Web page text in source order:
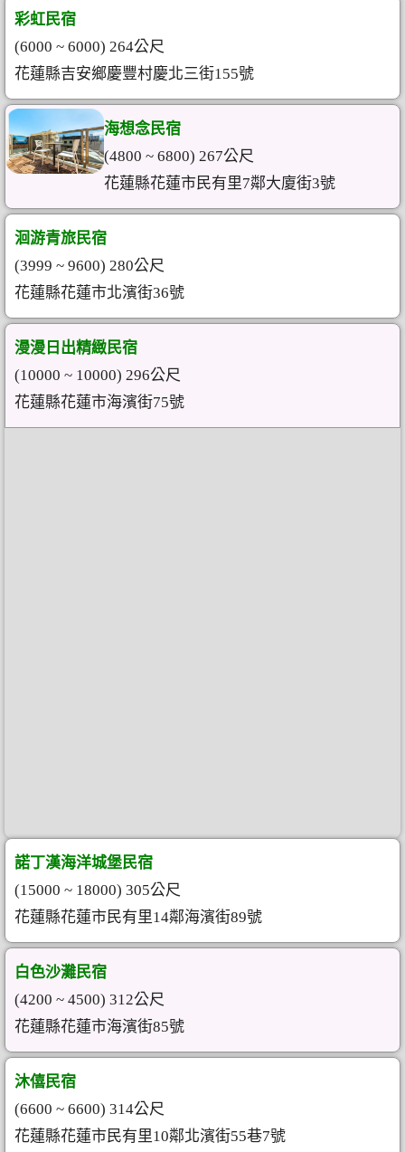
彩虹民宿
(6000 ~ 6000) 264公尺
花蓮縣吉安鄉慶豐村慶北三街155號
海想念民宿
(4800 ~ 6800) 267公尺
花蓮縣花蓮市民有里7鄰大廈街3號
洄游青旅民宿
(3999 ~ 9600) 280公尺
花蓮縣花蓮市北濱街36號
漫漫日出精緻民宿
(10000 ~ 10000) 296公尺
花蓮縣花蓮市海濱街75號
諾丁漢海洋城堡民宿
(15000 ~ 18000) 305公尺
花蓮縣花蓮市民有里14鄰海濱街89號
白色沙灘民宿
(4200 ~ 4500) 312公尺
花蓮縣花蓮市海濱街85號
沐僖民宿
(6600 ~ 6600) 314公尺
花蓮縣花蓮市民有里10鄰北濱街55巷7號